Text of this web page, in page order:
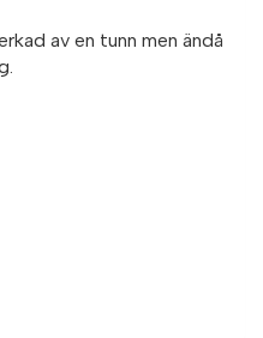
av en tunn men ändå